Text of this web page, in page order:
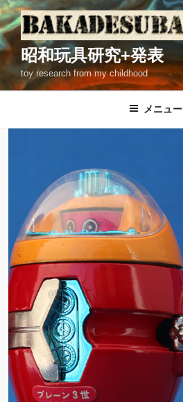
コ
ン
テ
ン
ツ
へ
昭和玩具研究+発表
toy research from my childhood
メニュー